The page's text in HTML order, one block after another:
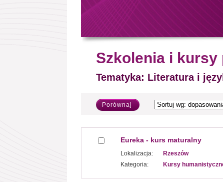
Szkolenia i
Tematyka: Literatura i
Porównaj
Eureka - kurs maturalny
Lokalizacja:
Rzeszów
Kategoria:
Kursy